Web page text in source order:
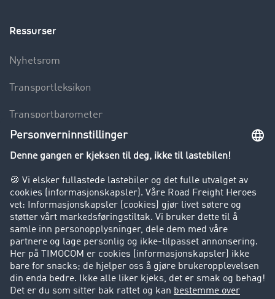
Ressurser
Nyhetsrom
Transportleksikon
Transportbarometer
Innsyn i fraktbørsen
Bedriften
Kunder verver kunder
Suksesshistorier
Kundestøtte
Kundestøtte